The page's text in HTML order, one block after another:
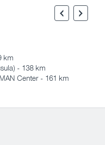
km
- 138 km
Center - 161 km